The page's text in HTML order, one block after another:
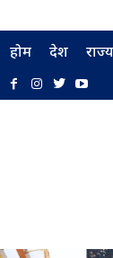
होम देश राज्य